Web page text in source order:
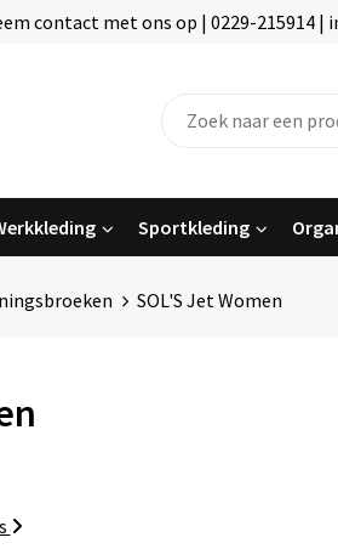
contact met ons op | 0229-215914
Sportkleding
SOL'S Jet Women